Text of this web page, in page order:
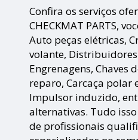
Confira os serviços
CHECKMAT PARTS,
Auto peças elétricas,
volante,
Engrenagens, Chaves
reparo, Carcaça polar
Impulsor induzido,
alternativas. Tudo
de profissionais